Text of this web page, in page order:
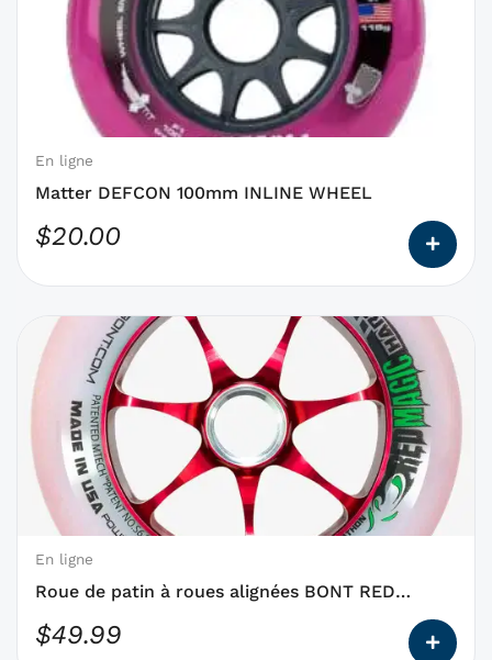
En ligne
Matter DEFCON 100mm INLINE WHEEL
$20.00
options
peuvent
choisies
sur
page
En ligne
Roue de patin à roues alignées BONT RED
MAGIC 125mm
$49.99
Ce
produit
a
options
qui
peuvent
être
choisies
sur
page